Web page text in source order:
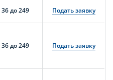
36 до 249 Подать заявку
36 до 249 Подать заявку